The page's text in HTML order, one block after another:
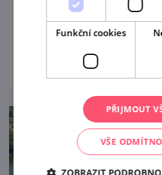
kamélií navrch, to je
Svitavou.
Funkční cookies
PŘIJMOUT
VŠE
ZOBRAZIT